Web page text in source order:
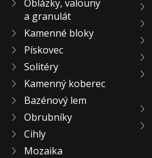
Terazzo
Doplňkový sortiment
DLAŽEBNÍ KOSTKY
KAMENNÉ DLAŽBY, OBKLADY
MLATOVÉ POVRCHY
ZAKÁZKY NA MÍRU
VÝPRODEJ
NOVINKY
BLOG
Oblázky, valouny
a granulát
Kamenné bloky
Pískovec
Solitéry
Kamenný koberec
Bazénový lem
Obrubníky
Cihly
Mozaika